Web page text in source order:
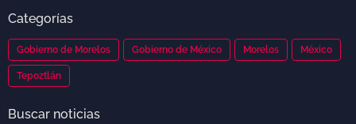
Categorías
Gobierno de Morelos Gobierno de México Morelos México
Tepoztlán
Buscar noticias